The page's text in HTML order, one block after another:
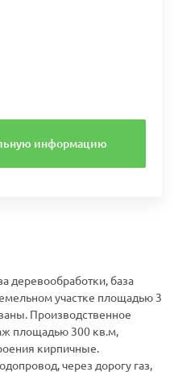
информацию
деревообработки, база
участке площадью 3
Производственное
площадью 300 кв.м,
кирпичные.
через дорогу газ,